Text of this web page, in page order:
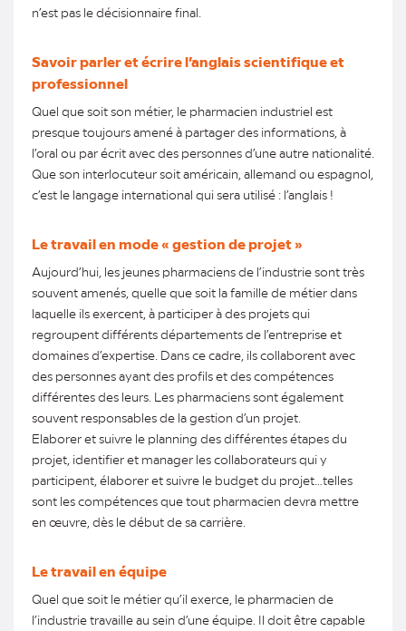
n’est pas le décisionnaire final.
Savoir parler et écrire l’anglais scientifique et
professionnel
Quel que soit son métier, le pharmacien industriel est
presque toujours amené à partager des informations, à
l’oral ou par écrit avec des personnes d’une autre nationalité.
Que son interlocuteur soit américain, allemand ou espagnol,
c’est le langage international qui sera utilisé : l’anglais !
Le travail en mode « gestion de projet »
Aujourd’hui, les jeunes pharmaciens de l’industrie sont très
souvent amenés, quelle que soit la famille de métier dans
laquelle ils exercent, à participer à des projets qui
regroupent différents départements de l’entreprise et
domaines d’expertise. Dans ce cadre, ils collaborent avec
des personnes ayant des profils et des compétences
différentes des leurs. Les pharmaciens sont également
souvent responsables de la gestion d’un projet.
Elaborer et suivre le planning des différentes étapes du
projet, identifier et manager les collaborateurs qui y
participent, élaborer et suivre le budget du projet…telles
sont les compétences que tout pharmacien devra mettre
en œuvre, dès le début de sa carrière.
Le travail en équipe
Quel que soit le métier qu’il exerce, le pharmacien de
l’industrie travaille au sein d’une équipe. Il doit être capable